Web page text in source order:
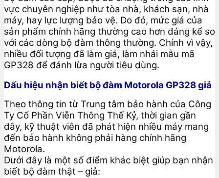
vực chuyên nghiệp như tòa nhà, khách sạn, nhà
máy, hay lực lượng bảo vệ. Do đó, mức giá của
sản phẩm chính hãng thường cao hơn đáng kể so
với các dòng bộ đàm thông thường. Chính vì vậy,
nhiều đối tượng đã làm giả, làm nhái mẫu mã
GP328 để đánh lừa người tiêu dùng.
Dấu hiệu nhận biết bộ đàm Motorola GP328 giả
Theo thông tin từ Trung tâm bảo hành của Công
Ty Cổ Phần Viễn Thông Thế Kỷ, thời gian gần
đây, kỹ thuật viên đã phát hiện nhiều máy mang
đến bảo hành không phải hàng chính hãng
Motorola.
Dưới đây là một số điểm khác biệt giúp bạn nhận
biết bộ đàm thật – giả: